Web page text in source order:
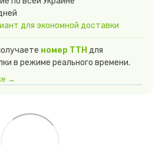
для экономной доставки
номер ТТН для
в режиме реального времени.
→